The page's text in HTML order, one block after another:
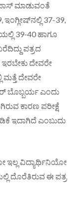
ಮಾಡುವಂತೆ
37-39,
39-40 ಹಾಗೂ
ಪತ್ರದ
ದೇವರೇ
ದೇವರೇ
ಬೊಬ್ಬರ್ಯ ಎಂದು
ಕಾರಣ ಪರೀಕ್ಷೆ
ಇದಾಗಿದೆ ಎಂಬುದು
ಇಲ್ಲ ವಿದ್ಯಾರ್ಥಿನಿಯೋ
ದೊರೆತಿರುವ ಈ ಪತ್ರ